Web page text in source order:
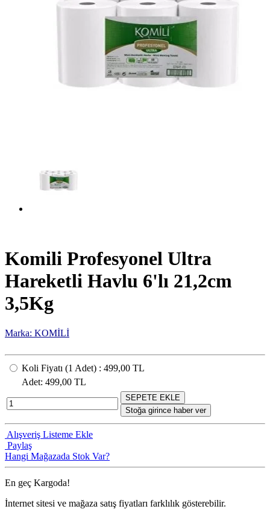
Komili Profesyonel Ultra
Hareketli Havlu 6'lı 21,2cm
3,5Kg
Marka: KOMİLİ
Koli Fiyatı (1 Adet) : 499,00 TL
Adet: 499,00 TL
SEPETE EKLE
Stoğa girince haber ver
Alışveriş Listeme Ekle
Paylaş
Hangi Mağazada Stok Var?
En geç Kargoda!
İnternet sitesi ve mağaza satış fiyatları farklılık gösterebilir.